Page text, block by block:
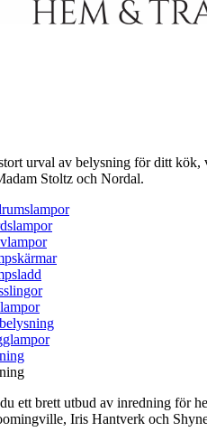
urval av belysning för ditt kök,
Stoltz och Nordal.
ett brett utbud av inredning för
Iris Hantverk och